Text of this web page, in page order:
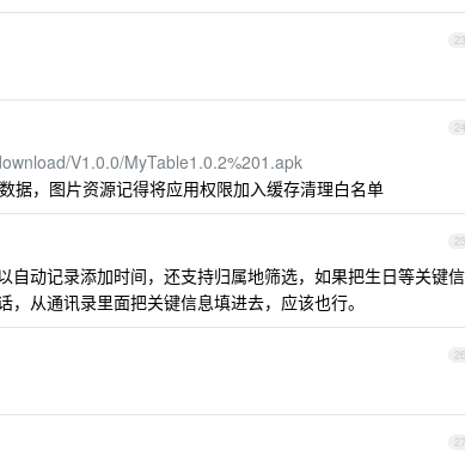
23
24
V1.0.0/MyTable1.0.2%201.apk
据，图片资源记得将应用权限加入缓存清理白名单
25
自动记录添加时间，还支持归属地筛选，如果把生日等关键信
从通讯录里面把关键信息填进去，应该也行。
26
27